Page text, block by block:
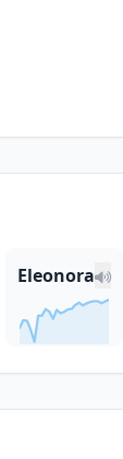
Eleonora